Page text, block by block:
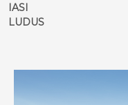
IASI
LUDUS